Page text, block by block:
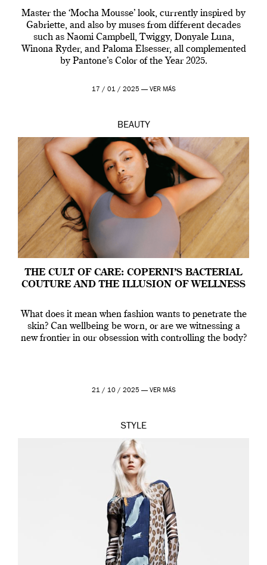
Master the ‘Mocha Mousse’ look, currently inspired by
Gabriette, and also by muses from different decades
such as Naomi Campbell, Twiggy, Donyale Luna,
Winona Ryder, and Paloma Elsesser, all complemented
by Pantone’s Color of the Year 2025.
17 / 01 / 2025 — VER MÁS
BEAUTY
THE CULT OF CARE: COPERNI’S BACTERIAL
COUTURE AND THE ILLUSION OF WELLNESS
What does it mean when fashion wants to penetrate the
skin? Can wellbeing be worn, or are we witnessing a
new frontier in our obsession with controlling the body?
21 / 10 / 2025 — VER MÁS
STYLE